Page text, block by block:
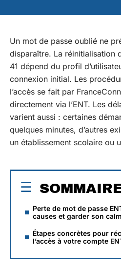
Un mot de passe oublié ne
disparaître. La réinitialisation
41 dépend du profil
connexion initial. Les
l’accès se fait par
directement via l’ENT. Les
varient aussi : certaines
quelques minutes, d’autres
un établissement scolaire ou
Perte de mot de passe
causes et garder son
Étapes concrètes pour
l’accès à votre compte